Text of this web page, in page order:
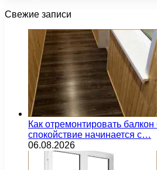
Свежие записи
Как отремонтировать
спокойствие начинается с…
06.08.2026